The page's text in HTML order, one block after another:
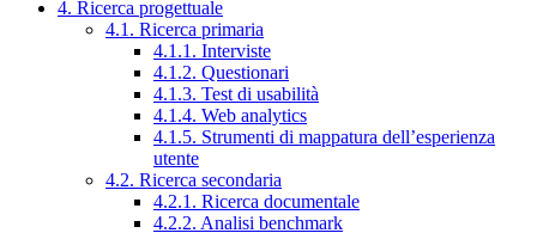
4. Ricerca progettuale
4.1. Ricerca primaria
4.1.1. Interviste
4.1.2. Questionari
4.1.3. Test di usabilità
4.1.4. Web analytics
4.1.5. Strumenti di mappatura dell’esperienza
utente
4.2. Ricerca secondaria
4.2.1. Ricerca documentale
4.2.2. Analisi benchmark